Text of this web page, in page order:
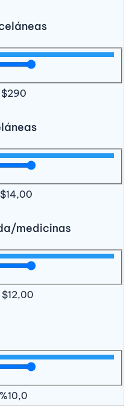
$290
$14,00
medicinas
$12,00
%10,0